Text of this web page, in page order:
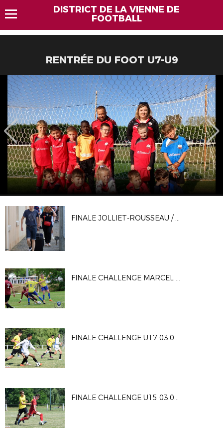
DISTRICT DE LA VIENNE DE
FOOTBALL
RENTRÉE DU FOOT U7-U9
FINALE JOLLIET-ROUSSEAU / DISSAY-COLOMBIERS / ©Mickael PICHON
FINALE CHALLENGE MARCEL RENAUDIE / ESPOIR - ST MAURICE GENÇAY / ©Mickaël PICHON
FINALE CHALLENGE U17 03.06.2023 - ©Alain Biais - District 86
FINALE CHALLENGE U15 03.06.2023 - ©Alain Biais - District 86